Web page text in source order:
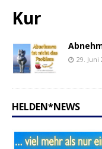
Kur
29. Juni
HELDEN*NEWS